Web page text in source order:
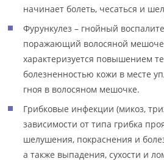
начинает болеть, чесаться и
Фурункулез – гнойный
поражающий волосяной
характеризуется повышением
болезненностью кожи в месте
гноя в волосяном мешочке.
Грибковые инфекции (микоз,
зависимости от типа грибка
шелушения, покраснения и
а также выпадения, сухости и